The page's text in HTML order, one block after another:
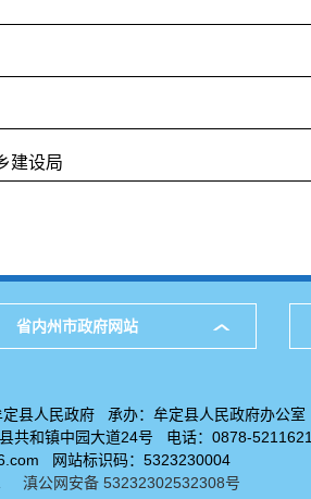
建设局
省内州市政府网站
定县人民政府 承办：牟定县人民政府办公室
共和镇中园大道24号 电话：0878-5211621
网站标识码：5323230004
滇公网安备 53232302532308号